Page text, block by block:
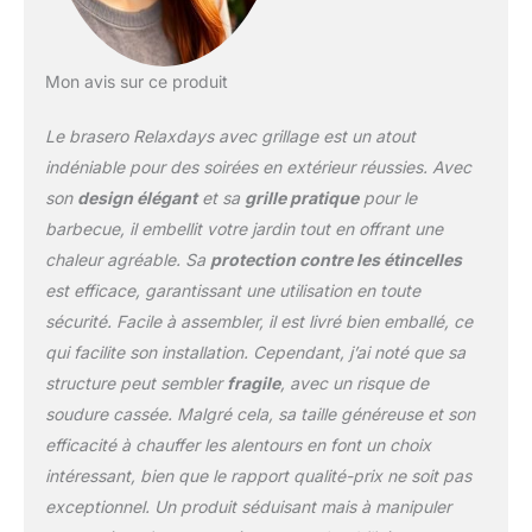
Mon avis sur ce produit
Le brasero Relaxdays avec grillage est un atout
indéniable pour des soirées en extérieur réussies. Avec
son design élégantet sa grille pratiquepour le
barbecue, il embellit votre jardin tout en offrant une
chaleur agréable. Sa protection contre les étincelles
est efficace, garantissant une utilisation en toute
sécurité. Facile à assembler, il est livré bien emballé, ce
qui facilite son installation. Cependant, j’ai noté que sa
structure peut semblerfragile, avec un risque de
soudure cassée. Malgré cela, sa taille généreuse et son
efficacité à chauffer les alentours en font un choix
intéressant, bien que le rapport qualité-prix ne soit pas
exceptionnel. Un produit séduisant mais à manipuler